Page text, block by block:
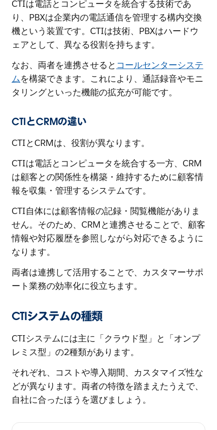
CTIは電話とコンピュータを統合する技術であ
り、PBXは企業内の電話通信を管理する構内交換
機という装置です。CTIは技術、PBXはハードウ
ェアとして、異なる役割を持ちます。
なお、両者を連携させると コールセンターシステ
ムを構築できます。これにより、通話録音やモニ
タリングといった機能の拡充が可能です。
CTIとCRMの違い
CTIとCRMは、役割が異なります。
CTIは電話とコンピュータを統合する一方、CRM
は顧客との関係性を構築・維持するために顧客情
報を収集・管理するシステムです。
CTI自体には顧客情報の記録・閲覧機能がありま
せん。そのため、CRMと連携させることで、顧客
情報や対応履歴を参照しながら対応できるように
なります。
両者は連携して活用することで、カスタマーサポ
ート業務の効率化に役立ちます。
CTIシステムの種類
CTIシステムには主に「クラウド型」と「オンプ
レミス型」の2種類があります。
それぞれ、コストや導入期間、カスタマイズ性な
どが異なります。両者の特徴を踏まえたうえで、
自社に合ったほうを選びましょう。